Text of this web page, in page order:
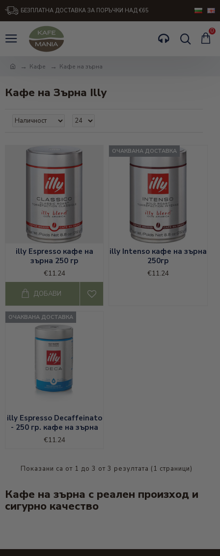
БЕЗПЛАТНА ДОСТАВКА ЗА ПОРЪЧКИ НАД €65
0
Кафе Кафе на зърна
Кафе на Зърна Illy
illy Espresso кафе на
зърна 250 гр
€11.24
ДОБАВИ
ОЧАКВАНА ДОСТАВКА
illy Intenso кафе на зърна
250гр
€11.24
ОЧАКВАНА ДОСТАВКА
illy Espresso Decaffeinato
- 250 гр. кафе на зърна
€11.24
Показани са от 1 до 3 от 3 резултата (1 страници)
Кафе на зърна с реален произход и
сигурно качество​